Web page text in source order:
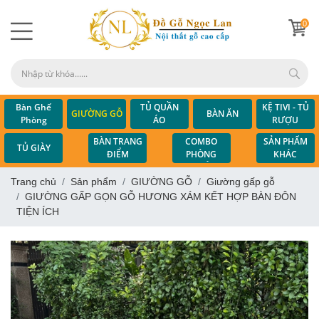
0
Bàn Ghế
Phòng
Khách
GIƯỜNG GỖ
TỦ QUẦN
ÁO
BÀN ĂN
KỆ TIVI - TỦ
RƯỢU
TỦ GIÀY
BÀN TRANG
ĐIỂM
COMBO
PHÒNG
NGỦ
SẢN PHẨM
KHÁC
Trang chủ Sản phẩm GIƯỜNG GỖ
Giường gấp gỗ
GIƯỜNG GẤP GỌN GỖ HƯƠNG XÁM KẾT HỢP BÀN ĐÔN
TIỆN ÍCH